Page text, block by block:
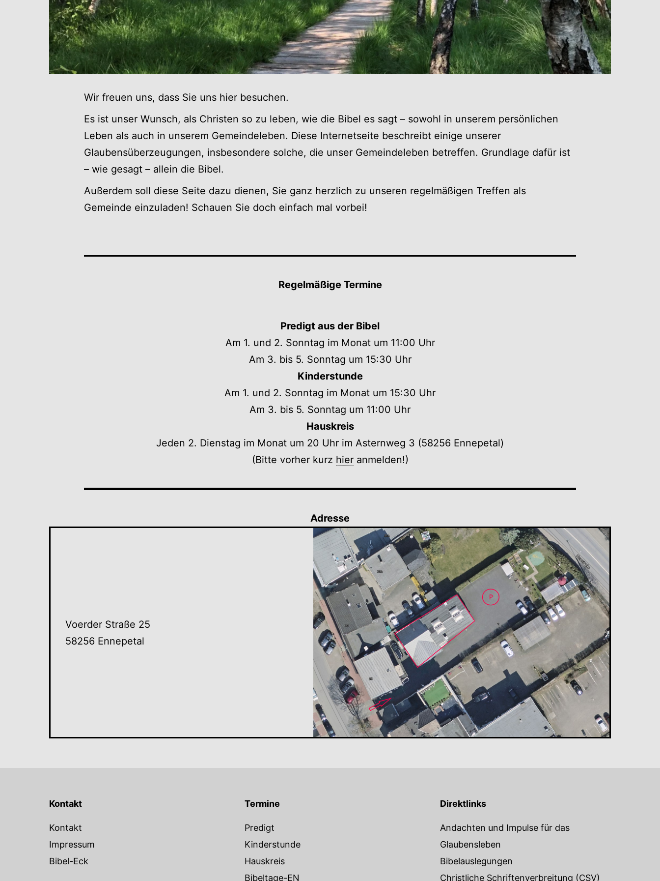
Wir freuen uns, dass Sie uns hier besuchen.
Es ist unser Wunsch, als Christen so zu leben, wie die Bibel es sagt – sowohl in unserem persönlichen
Leben als auch in unserem Gemeindeleben. Diese Internetseite beschreibt einige unserer
Glaubensüberzeugungen, insbesondere solche, die unser Gemeindeleben betreffen. Grundlage dafür ist
– wie gesagt – allein die Bibel.
Außerdem soll diese Seite dazu dienen, Sie ganz herzlich zu unseren regelmäßigen Treffen als
Gemeinde einzuladen! Schauen Sie doch einfach mal vorbei!
Regelmäßige Termine
Predigt aus der Bibel
Am 1. und 2. Sonntag im Monat um 11:00 Uhr
Am 3. bis 5. Sonntag um 15:30 Uhr
Kinderstunde
Am 1. und 2. Sonntag im Monat um 15:30 Uhr
Am 3. bis 5. Sonntag um 11:00 Uhr
Hauskreis
Jeden 2. Dienstag im Monat um 20 Uhr im Asternweg 3 (58256 Ennepetal)
(Bitte vorher kurz hieranmelden!)
Adresse
Voerder Straße 25
58256 Ennepetal
Kontakt
Kontakt
Impressum
Bibel-Eck
Termine
Predigt
Kinderstunde
Hauskreis
Bibeltage-EN
Direktlinks
Andachten und Impulse für das
Glaubensleben
Bibelauslegungen
Christliche Schriftenverbreitung (CSV)